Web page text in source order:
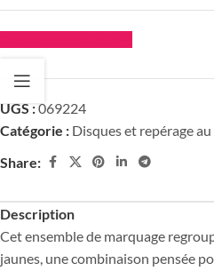
UGS :069224
Catégorie : Disques et repérage au
Share:
Description
Cet ensemble de marquage
jaunes, une combinaison pensée